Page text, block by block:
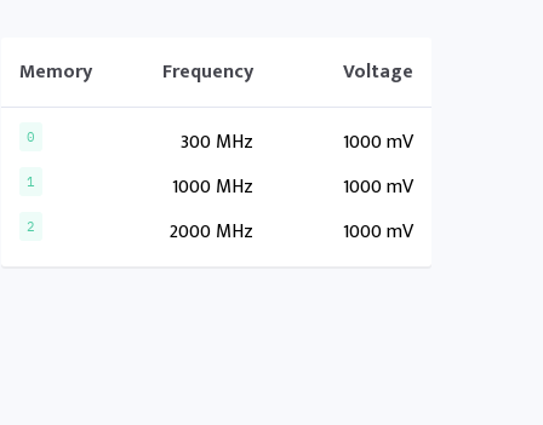
Memory Frequency Voltage
0 300 MHz 1000 mV
1 1000 MHz 1000 mV
2 2000 MHz 1000 mV